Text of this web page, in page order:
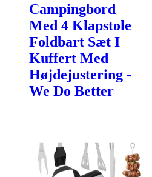
Campingbord
Med 4 Klapstole
Foldbart Sæt I
Kuffert Med
Højdejustering -
We Do Better